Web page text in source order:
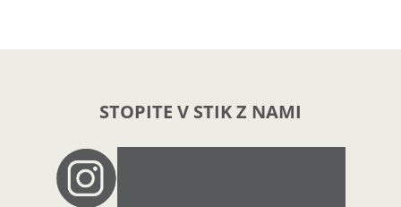
STOPITE V STIK Z NAMI